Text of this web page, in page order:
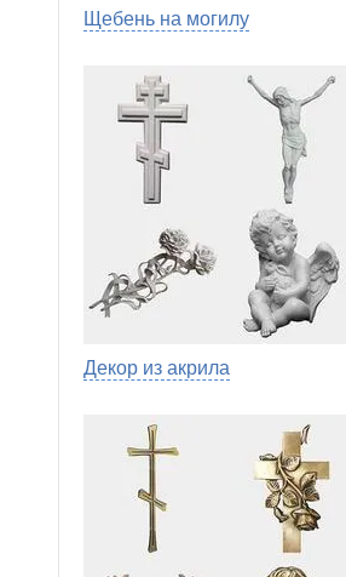
Щебень на могилу
Декор из акрила